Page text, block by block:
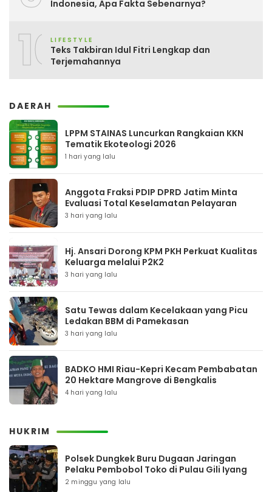
Indonesia, Apa Fakta Sebenarnya?
10LIFESTYLE
Teks Takbiran Idul Fitri Lengkap dan
Terjemahannya
DAERAH
LPPM STAINAS Luncurkan Rangkaian KKN
Tematik Ekoteologi 2026
1 hari yang lalu
Anggota Fraksi PDIP DPRD Jatim Minta
Evaluasi Total Keselamatan Pelayaran
3 hari yang lalu
Hj. Ansari Dorong KPM PKH Perkuat Kualitas
Keluarga melalui P2K2
3 hari yang lalu
Satu Tewas dalam Kecelakaan yang Picu
Ledakan BBM di Pamekasan
3 hari yang lalu
BADKO HMI Riau-Kepri Kecam Pembabatan
20 Hektare Mangrove di Bengkalis
4 hari yang lalu
HUKRIM
Polsek Dungkek Buru Dugaan Jaringan
Pelaku Pembobol Toko di Pulau Gili Iyang
2 minggu yang lalu